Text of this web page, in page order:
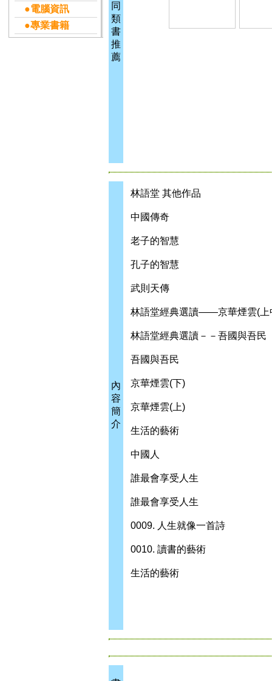
●電腦資訊
●專業書籍
同
類
書
推
薦
內
容
簡
介
林語堂 其他作品
中國傳奇
老子的智慧
孔子的智慧
武則天傳
林語堂經典選讀——京華煙雲(上
林語堂經典選讀－－吾國與吾民
吾國與吾民
京華煙雲(下)
京華煙雲(上)
生活的藝術
中國人
誰最會享受人生
誰最會享受人生
0009. 人生就像一首詩
0010. 讀書的藝術
生活的藝術